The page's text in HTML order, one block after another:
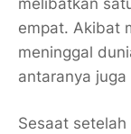
melibatkan
empat. Akibat
meninggal
antaranya
Sesaat